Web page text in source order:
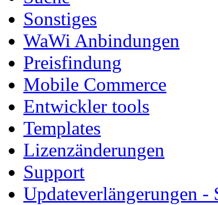
Sonstiges
WaWi Anbindungen
Preisfindung
Mobile Commerce
Entwickler tools
Templates
Lizenzänderungen
Support
Updateverlängerungen -